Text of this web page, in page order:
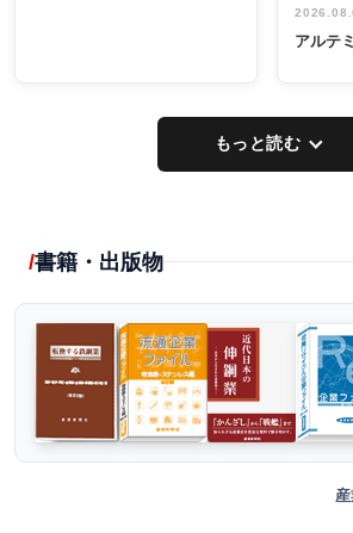
アルテ
もっと読む
書籍・出版物